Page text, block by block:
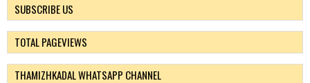
SUBSCRIBE US
TOTAL PAGEVIEWS
THAMIZHKADAL WHATSAPP CHANNEL